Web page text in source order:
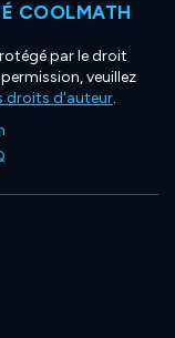
COOLMATH
par le droit
veuillez
droits d'auteur.